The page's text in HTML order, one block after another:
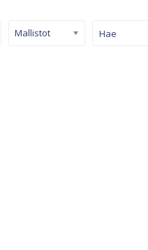
Mallistot